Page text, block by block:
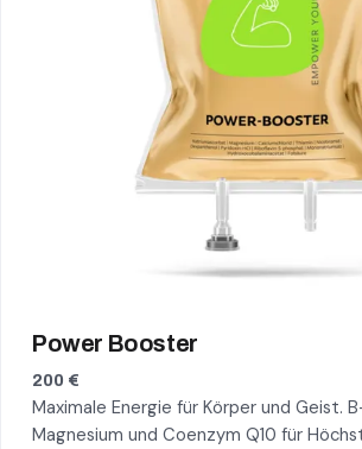
Power Booster
200 €
Maximale Energie für Körper und Geist.
Magnesium und Coenzym Q10 für